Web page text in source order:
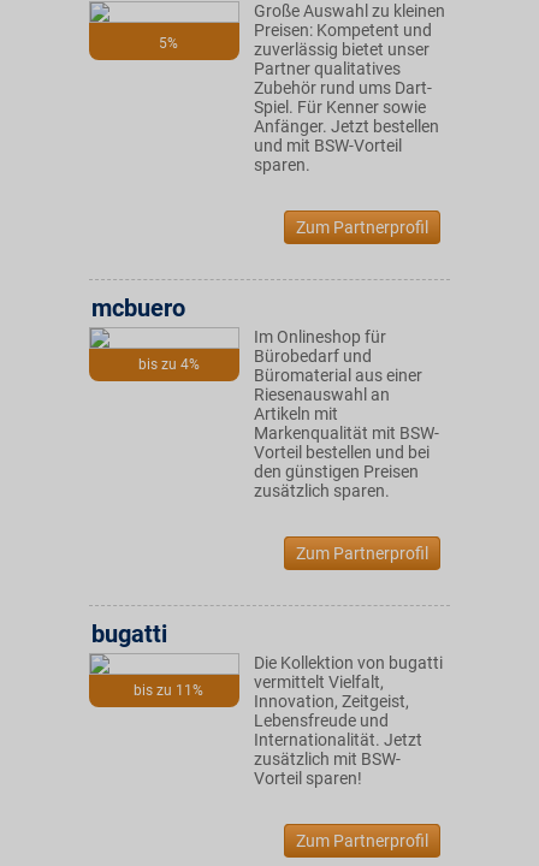
5%
Große Auswahl zu kleinen
Preisen: Kompetent und
zuverlässig bietet unser
Partner qualitatives
Zubehör rund ums Dart-
Spiel. Für Kenner sowie
Anfänger. Jetzt bestellen
und mit BSW-Vorteil
sparen.
Zum Partnerprofil
bis zu 4%
mcbuero
Im Onlineshop für
Bürobedarf und
Büromaterial aus einer
Riesenauswahl an
Artikeln mit
Markenqualität mit BSW-
Vorteil bestellen und bei
den günstigen Preisen
zusätzlich sparen.
Zum Partnerprofil
bis zu 11%
bugatti
Die Kollektion von bugatti
vermittelt Vielfalt,
Innovation, Zeitgeist,
Lebensfreude und
Internationalität. Jetzt
zusätzlich mit BSW-
Vorteil sparen!
Zum Partnerprofil